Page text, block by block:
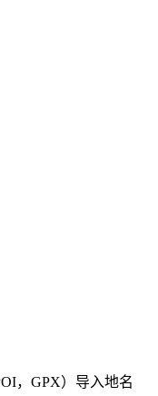
，GPX）导入地名